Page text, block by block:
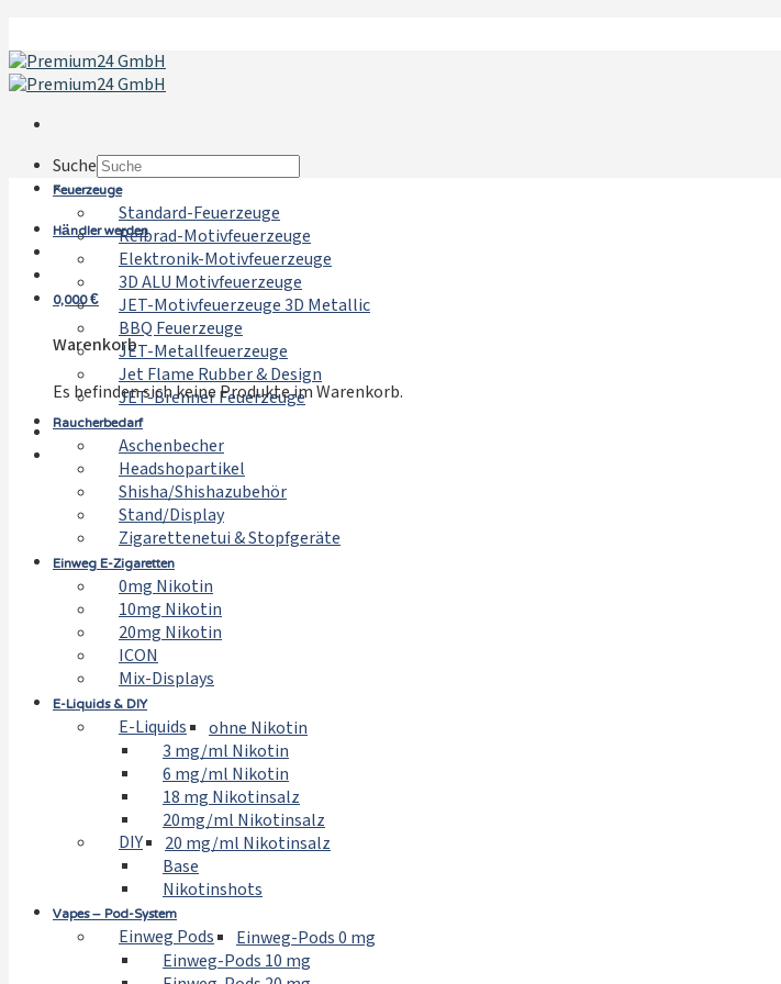
Inhalt
springen
Suche
×
Händler werden
0,000€
Warenkorb
Es befinden sich keine Produkte im Warenkorb.
Feuerzeuge
Standard-Feuerzeuge
Reibrad-Motivfeuerzeuge
Elektronik-Motivfeuerzeuge
3D ALU Motivfeuerzeuge
JET-Motivfeuerzeuge 3D Metallic
BBQ Feuerzeuge
JET-Metallfeuerzeuge
Jet Flame Rubber & Design
JET-Brenner Feuerzeuge
Raucherbedarf
Aschenbecher
Headshopartikel
Shisha/Shishazubehör
Stand/Display
Zigarettenetui & Stopfgeräte
Einweg E-Zigaretten
0mg Nikotin
10mg Nikotin
20mg Nikotin
ICON
Mix-Displays
E-Liquids & DIY
E-Liquids
ohne Nikotin
3 mg/ml Nikotin
6 mg/ml Nikotin
18 mg Nikotinsalz
20mg/ml Nikotinsalz
DIY
20 mg/ml Nikotinsalz
Base
Nikotinshots
Vapes – Pod-System
Einweg Pods
Einweg-Pods 0 mg
Einweg-Pods 10 mg